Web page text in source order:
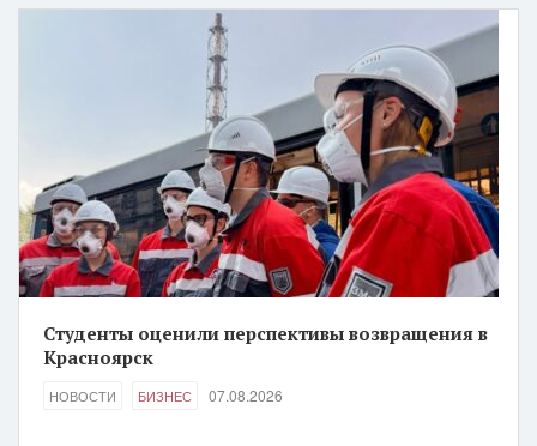
Студенты оценили перспективы возвращения в
Красноярск
НОВОСТИ БИЗНЕС 07.08.2026